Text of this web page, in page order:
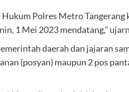
Polres Metro Tangerang
1 Mei 2023 mendatang,”
daerah dan jajaran
(posyan) maupun 2 pos